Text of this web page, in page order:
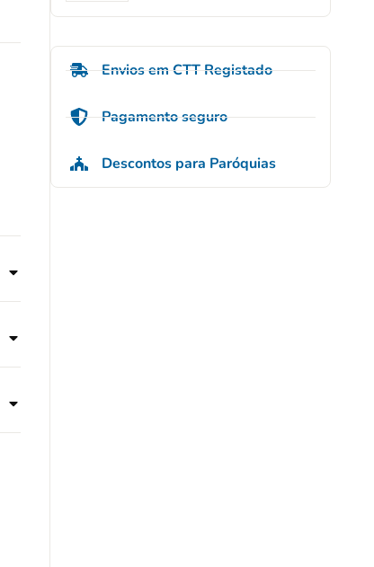
Envios em CTT Registado
Pagamento seguro
Descontos para Paróquias